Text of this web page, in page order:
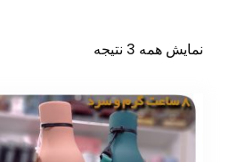
نمایش همه 3 نتیجه